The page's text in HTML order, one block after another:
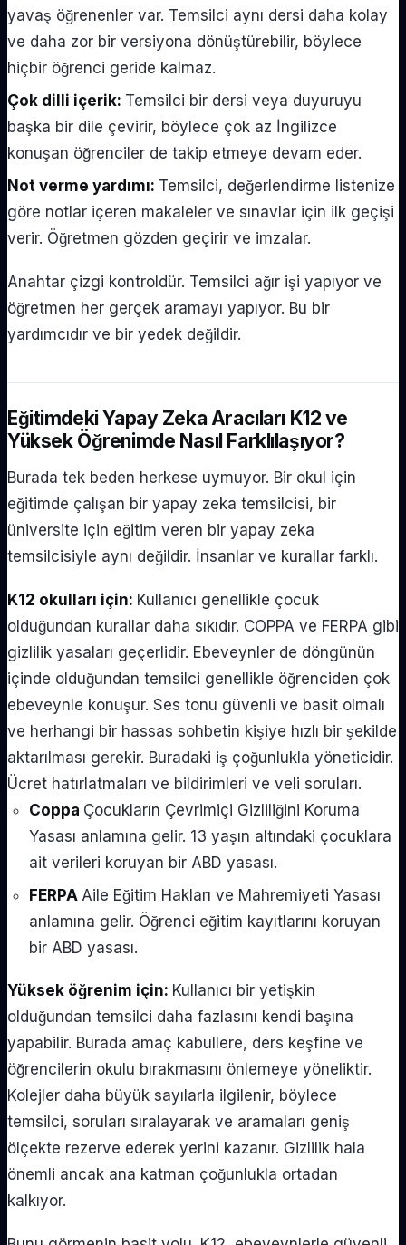
yavaş öğrenenler var. Temsilci aynı dersi daha kolay
ve daha zor bir versiyona dönüştürebilir, böylece
hiçbir öğrenci geride kalmaz.
Çok dilli içerik: Temsilci bir dersi veya duyuruyu
başka bir dile çevirir, böylece çok az İngilizce
konuşan öğrenciler de takip etmeye devam eder.
Not verme yardımı: Temsilci, değerlendirme listenize
göre notlar içeren makaleler ve sınavlar için ilk geçişi
verir. Öğretmen gözden geçirir ve imzalar.
Anahtar çizgi kontroldür. Temsilci ağır işi yapıyor ve
öğretmen her gerçek aramayı yapıyor. Bu bir
yardımcıdır ve bir yedek değildir.
Eğitimdeki Yapay Zeka Aracıları K12 ve
Yüksek Öğrenimde Nasıl Farklılaşıyor?
Burada tek beden herkese uymuyor. Bir okul için
eğitimde çalışan bir yapay zeka temsilcisi, bir
üniversite için eğitim veren bir yapay zeka
temsilcisiyle aynı değildir. İnsanlar ve kurallar farklı.
K12 okulları için: Kullanıcı genellikle çocuk
olduğundan kurallar daha sıkıdır. COPPA ve FERPA gibi
gizlilik yasaları geçerlidir. Ebeveynler de döngünün
içinde olduğundan temsilci genellikle öğrenciden çok
ebeveynle konuşur. Ses tonu güvenli ve basit olmalı
ve herhangi bir hassas sohbetin kişiye hızlı bir şekilde
aktarılması gerekir. Buradaki iş çoğunlukla yöneticidir.
Ücret hatırlatmaları ve bildirimleri ve veli soruları.
Coppa Çocukların Çevrimiçi Gizliliğini Koruma
Yasası anlamına gelir. 13 yaşın altındaki çocuklara
ait verileri koruyan bir ABD yasası.
FERPA Aile Eğitim Hakları ve Mahremiyeti Yasası
anlamına gelir. Öğrenci eğitim kayıtlarını koruyan
bir ABD yasası.
Yüksek öğrenim için: Kullanıcı bir yetişkin
olduğundan temsilci daha fazlasını kendi başına
yapabilir. Burada amaç kabullere, ders keşfine ve
öğrencilerin okulu bırakmasını önlemeye yöneliktir.
Kolejler daha büyük sayılarla ilgilenir, böylece
temsilci, soruları sıralayarak ve aramaları geniş
ölçekte rezerve ederek yerini kazanır. Gizlilik hala
önemli ancak ana katman çoğunlukla ortadan
kalkıyor.